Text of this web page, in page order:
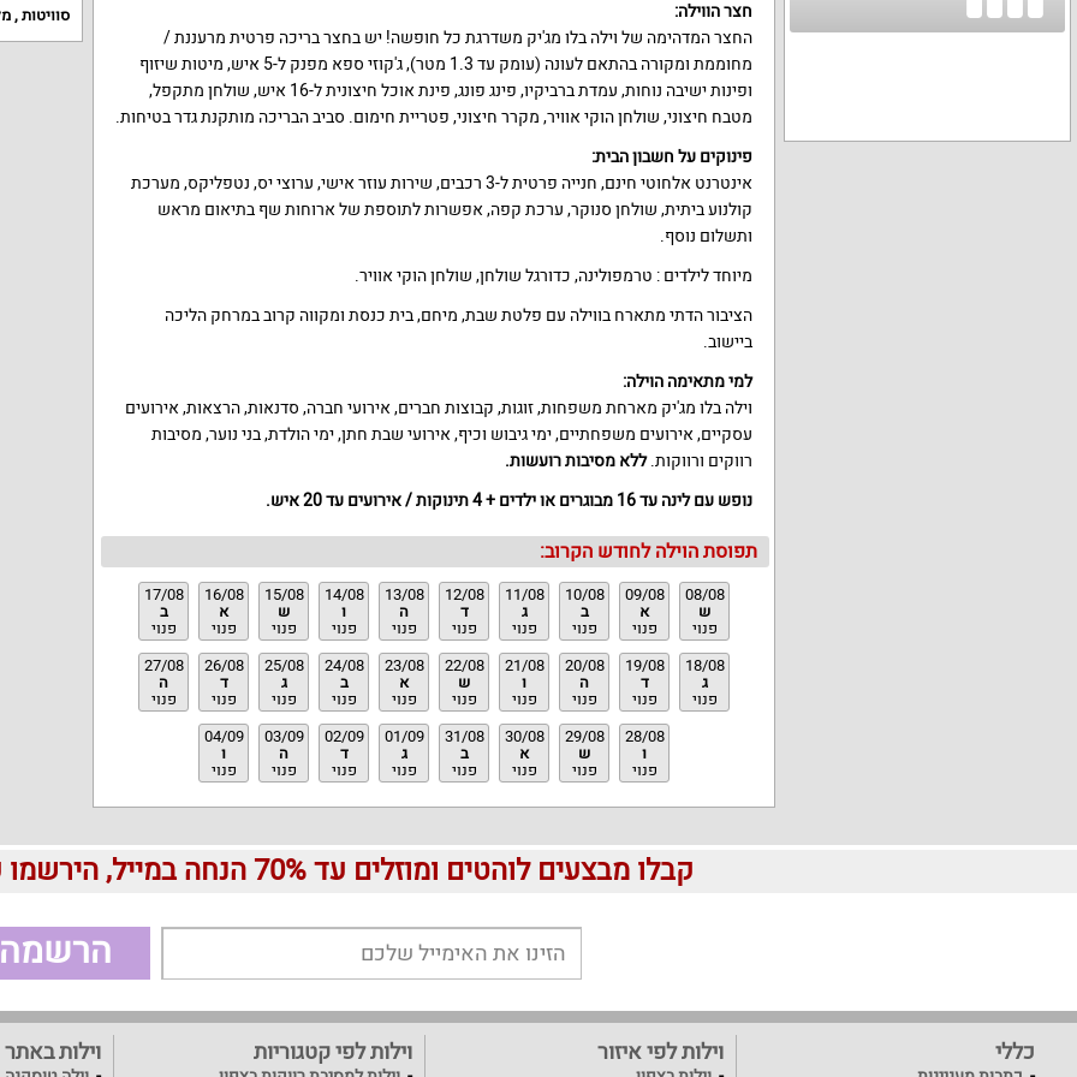
חצר הווילה:
החצר המדהימה של וילה בלו מג'יק משדרגת כל חופשה! יש בחצר בריכה פרטית מרעננת /
מחוממת ומקורה בהתאם לעונה (עומק עד 1.3 מטר), ג'קוזי ספא מפנק ל-5 איש, מיטות שיזוף
ופינות ישיבה נוחות, עמדת ברביקיו, פינג פונג, פינת אוכל חיצונית ל-16 איש, שולחן מתקפל,
מטבח חיצוני, שולחן הוקי אוויר, מקרר חיצוני, פטריית חימום. סביב הבריכה מותקנת גדר בטיחות.
פינוקים על חשבון הבית:
אינטרנט אלחוטי חינם, חנייה פרטית ל-3 רכבים, שירות עוזר אישי, ערוצי יס, נטפליקס, מערכת
קולנוע ביתית, שולחן סנוקר, ערכת קפה, אפשרות לתוספת של ארוחות שף בתיאום מראש
ותשלום נוסף.
מיוחד לילדים : טרמפולינה, כדורגל שולחן, שולחן הוקי אוויר.
הציבור הדתי מתארח בווילה עם פלטת שבת, מיחם, בית כנסת ומקווה קרוב במרחק הליכה
ביישוב.
למי מתאימה הוילה:
וילה בלו מג'יק מארחת משפחות, זוגות, קבוצות חברים, אירועי חברה, סדנאות, הרצאות, אירועים
עסקיים, אירועים משפחתיים, ימי גיבוש וכיף, אירועי שבת חתן, ימי הולדת, בני נוער, מסיבות
רווקים ורווקות.ללא מסיבות רועשות.
נופש עם לינה עד 16 מבוגרים או ילדים + 4 תינוקות / אירועים עד 20 איש.
תפוסת הוילה לחודש הקרוב:
08/08
ש
פנוי
09/08
א
פנוי
10/08
ב
פנוי
11/08
ג
פנוי
12/08
ד
פנוי
13/08
ה
פנוי
14/08
ו
פנוי
15/08
ש
פנוי
16/08
א
פנוי
17/08
ב
פנוי
18/08
ג
פנוי
19/08
ד
פנוי
20/08
ה
פנוי
21/08
ו
פנוי
22/08
ש
פנוי
23/08
א
פנוי
24/08
ב
פנוי
25/08
ג
פנוי
26/08
ד
פנוי
27/08
ה
פנוי
28/08
ו
פנוי
29/08
ש
פנוי
30/08
א
פנוי
31/08
ב
פנוי
01/09
ג
פנוי
02/09
ד
פנוי
03/09
ה
פנוי
04/09
ו
פנוי
סוויטות,
קבלו מבצעים לוהטים ומוזלים עד 70% הנחה במייל, הירשמו עכשיו בחינם:
הרשמה
כללי וילות לפי איזור וילות לפי קטגוריות וילות באתר